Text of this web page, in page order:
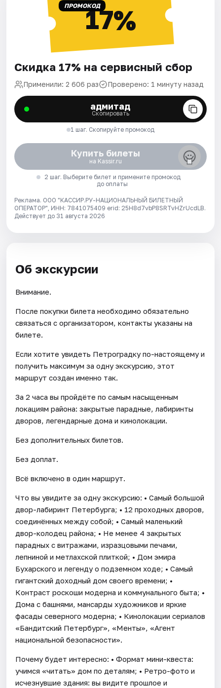
ПРОМОКОД17%
Скидка 17% на сервисный сбор
Применили: 2 606 раз Проверено: 1 минуту назад
адмитад
Скопировать
1 шаг. Скопируйте промокод
Купить билеты
на Kassir.ru
2 шаг. Выберите билет и примените промокод
до оплаты
Реклама. ООО "КАССИР.РУ-НАЦИОНАЛЬНЫЙ БИЛЕТНЫЙ
ОПЕРАТОР", ИНН: 7841075409 erid: 25H8d7vbP8SRTvHZrUcdLB.
Действует до 31 августа 2026
Об экскурсии
Внимание.
После покупки билета необходимо обязательно
связаться с организатором, контакты указаны на
билете.
Если хотите увидеть Петроградку по-настоящему и
получить максимум за одну экскурсию, этот
маршрут создан именно так.
За 2 часа вы пройдёте по самым насыщенным
локациям района: закрытые парадные, лабиринты
дворов, легендарные дома и кинолокации.
Без дополнительных билетов.
Без доплат.
Всё включено в один маршрут.
Что вы увидите за одну экскурсию: • Самый большой
двор-лабиринт Петербурга; • 12 проходных дворов,
соединённых между собой; • Самый маленький
двор-колодец района; • Не менее 4 закрытых
парадных с витражами, изразцовыми печами,
лепниной и метлахской плиткой; • Дом эмира
Бухарского и легенду о подземном ходе; • Самый
гигантский доходный дом своего времени; •
Контраст роскоши модерна и коммунального быта; •
Дома с башнями, мансарды художников и яркие
фасады северного модерна; • Кинолокации сериалов
«Бандитский Петербург», «Менты», «Агент
национальной безопасности».
Почему будет интересно: • Формат мини-квеста:
учимся «читать» дом по деталям; • Ретро-фото и
исчезнувшие здания: вы видите прошлое и